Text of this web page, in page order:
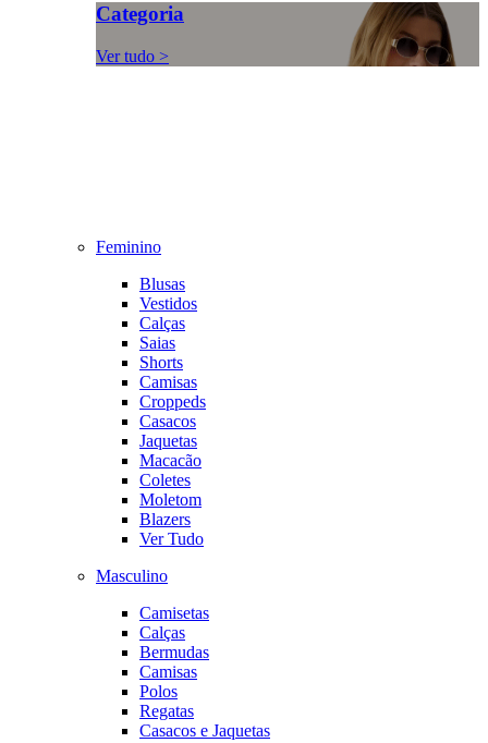
Categoria
Ver tudo >
Feminino
Blusas
Vestidos
Calças
Saias
Shorts
Camisas
Croppeds
Casacos
Jaquetas
Macacão
Coletes
Moletom
Blazers
Ver Tudo
Masculino
Camisetas
Calças
Bermudas
Camisas
Polos
Regatas
Casacos e Jaquetas